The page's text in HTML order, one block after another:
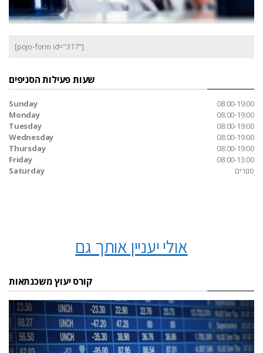
[pojo-form id="317"]
שעות פעילות הסניפים
Sunday
08:00-19:00
Monday
08:00-19:00
Tuesday
08:00-19:00
Wednesday
08:00-19:00
Thursday
08:00-19:00
Friday
08:00-13:00
Saturday
סגורים
אולי יעניין אותך גם
קורס יעוץ משכנתאות